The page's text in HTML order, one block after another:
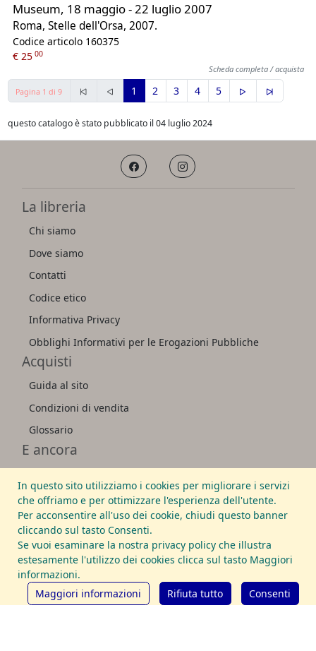
Museum, 18 maggio - 22 luglio 2007
Roma, Stelle dell'Orsa, 2007.
Codice articolo 160375
€ 25 00
Scheda completa / acquista
Pagina 1 di 9 1 2 3 4 5
questo catalogo è stato pubblicato il 04 luglio 2024
La libreria
Chi siamo
Dove siamo
Contatti
Codice etico
Informativa Privacy
Obblighi Informativi per le Erogazioni Pubbliche
Acquisti
Guida al sito
Condizioni di vendita
Glossario
E ancora
Biblioteche
Lucca
Giacomo Puccini
La Piazzetta del Libro
Affiliazioni
International League of Antiquarian
In questo sito utilizziamo i cookies per migliorare i servizi
che offriamo e per ottimizzare l'esperienza dell'utente.
Per acconsentire all'uso dei cookie, chiudi questo banner
cliccando sul tasto Consenti.
Se vuoi esaminare la nostra privacy policy che illustra
estesamente l'utilizzo dei cookies clicca sul tasto Maggiori
informazioni.
Consenti
Rifiuta tutto
Maggiori informazioni